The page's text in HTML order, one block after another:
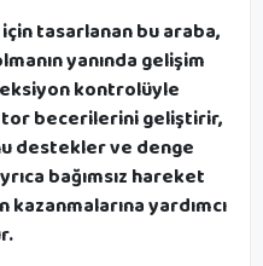
tasarlanan bu araba,
yanında gelişim
kontrolüyle
becerilerini geliştirir,
destekler ve denge
bağımsız hareket
yardımcı